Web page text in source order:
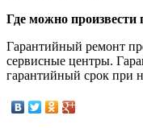
Где можно
Гарантийный ремонт
сервисные центры.
гарантийный срок при